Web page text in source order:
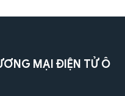
MẠI ĐIỆN TỬ Ô